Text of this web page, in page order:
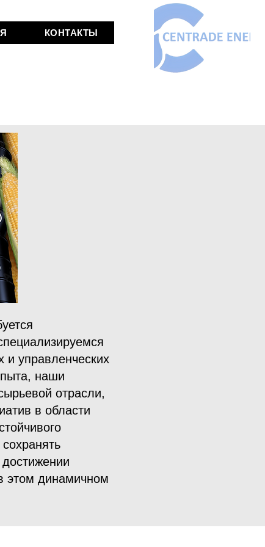
КОНТАКТЫ
и управленческих
наши
отрасли,
в области
этом динамичном